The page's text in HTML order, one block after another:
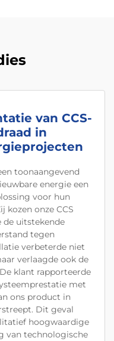
van CCS-
in
toonaangevend
energie een
voor hun
kozen onze CCS
de uitstekende
tegen
verbeterde niet
verlaagde ook de
klant rapporteerde
met
ons product in
Dit geval
hoogwaardige
van technologische